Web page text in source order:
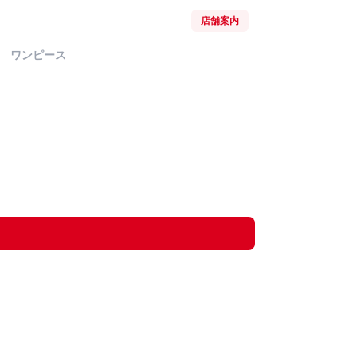
店舗案内
ワンピース